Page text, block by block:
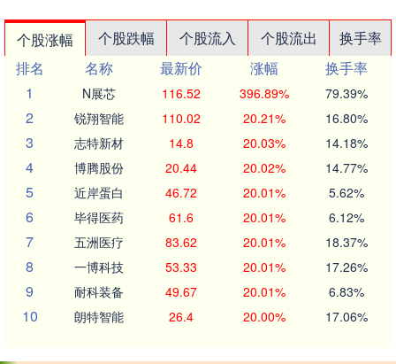
个股涨幅 个股跌幅 个股流入 个股流出
换手率
排名
名称 最新价 涨幅
换手率
1
N展芯 116.52 396.89% 79.39%
2 锐翔智能 110.02 20.21% 16.80%
3 志特新材 14.8 20.03% 14.18%
4 博腾股份 20.44 20.02% 14.77%
5 近岸蛋白 46.72 20.01% 5.62%
6 毕得医药 61.6 20.01% 6.12%
7 五洲医疗 83.62 20.01% 18.37%
8 一博科技 53.33 20.01% 17.26%
9 耐科装备 49.67 20.01% 6.83%
10 朗特智能 26.4 20.00% 17.06%